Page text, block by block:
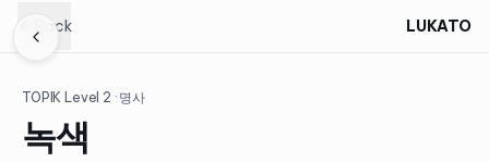
Back LUKATO
TOPIK Level 2 · 명사
녹색